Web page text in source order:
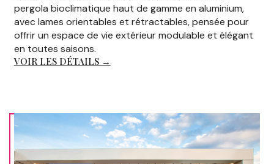
pergola bioclimatique haut de gamme en aluminium,
avec lames orientables et rétractables, pensée pour
offrir un espace de vie extérieur modulable et élégant
en toutes saisons.
VOIR LES DÉTAILS →